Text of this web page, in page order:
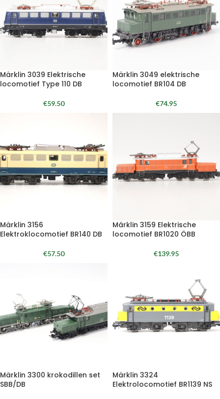
Märklin 3039 Elektrische
locomotief Type 110 DB
€59.50
Märklin 3049 elektrische
locomotief BR104 DB
€74.95
Märklin 3156
Elektroklocomotief BR140 DB
€57.50
Márklin 3159 Elektrische
locomotief BR1020 ÖBB
€139.95
Märklin 3300 krokodillen set
SBB/DB
Märklin 3324
Elektrolocomotief BR1139 NS